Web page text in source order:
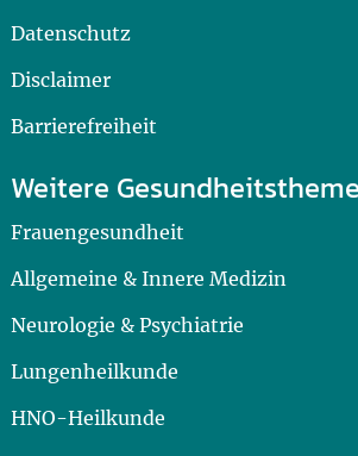
Datenschutz
Disclaimer
Barrierefreiheit
Weitere
Frauengesundheit
Allgemeine & Innere Medizin
Neurologie & Psychiatrie
Lungenheilkunde
HNO-Heilkunde